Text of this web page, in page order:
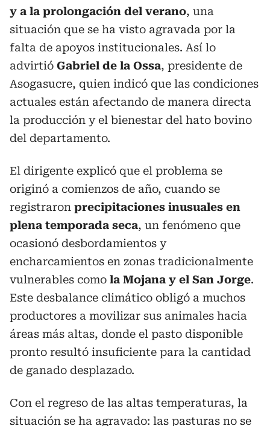
y a la prolongación del verano, una
situación que se ha visto agravada por la
falta de apoyos institucionales. Así lo
advirtió Gabriel de la Ossa, presidente de
Asogasucre, quien indicó que las condiciones
actuales están afectando de manera directa
la producción y el bienestar del hato bovino
del departamento.
El dirigente explicó que el problema se
originó a comienzos de año, cuando se
registraron precipitaciones inusuales en
plena temporada seca, un fenómeno que
ocasionó desbordamientos y
encharcamientos en zonas tradicionalmente
vulnerables como la Mojana y el San Jorge.
Este desbalance climático obligó a muchos
productores a movilizar sus animales hacia
áreas más altas, donde el pasto disponible
pronto resultó insuficiente para la cantidad
de ganado desplazado.
Con el regreso de las altas temperaturas, la
situación se ha agravado: las pasturas no se